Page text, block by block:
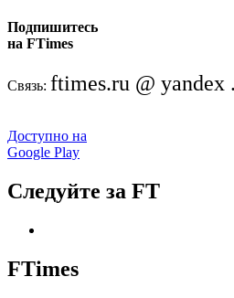
Подпишитесь
на FTimes
Связь: ftimes.ru @ yandex
Доступно на
Google Play
Следуйте за FT
FTimes